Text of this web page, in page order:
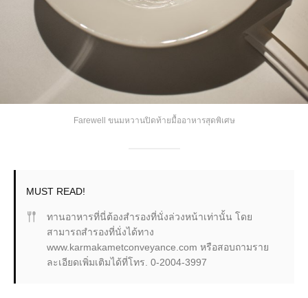
Farewell ขนมหวานปิดท้ายมื้ออาหารสุดพิเศษ
MUST READ!
ทานอาหารที่นี่ต้องสำรองที่นั่งล่วงหน้าเท่านั้น โดย
สามารถสำรองที่นั่งได้ทาง
www.karmakametconveyance.com หรือสอบถามราย
ละเอียดเพิ่มเติมได้ที่โทร. 0-2004-3997